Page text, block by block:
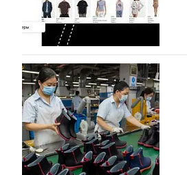
На платформе Lamoda -
дизайнерских марок
Российский маркетплейс
марок одежды, обуви и
06.08.2026 638